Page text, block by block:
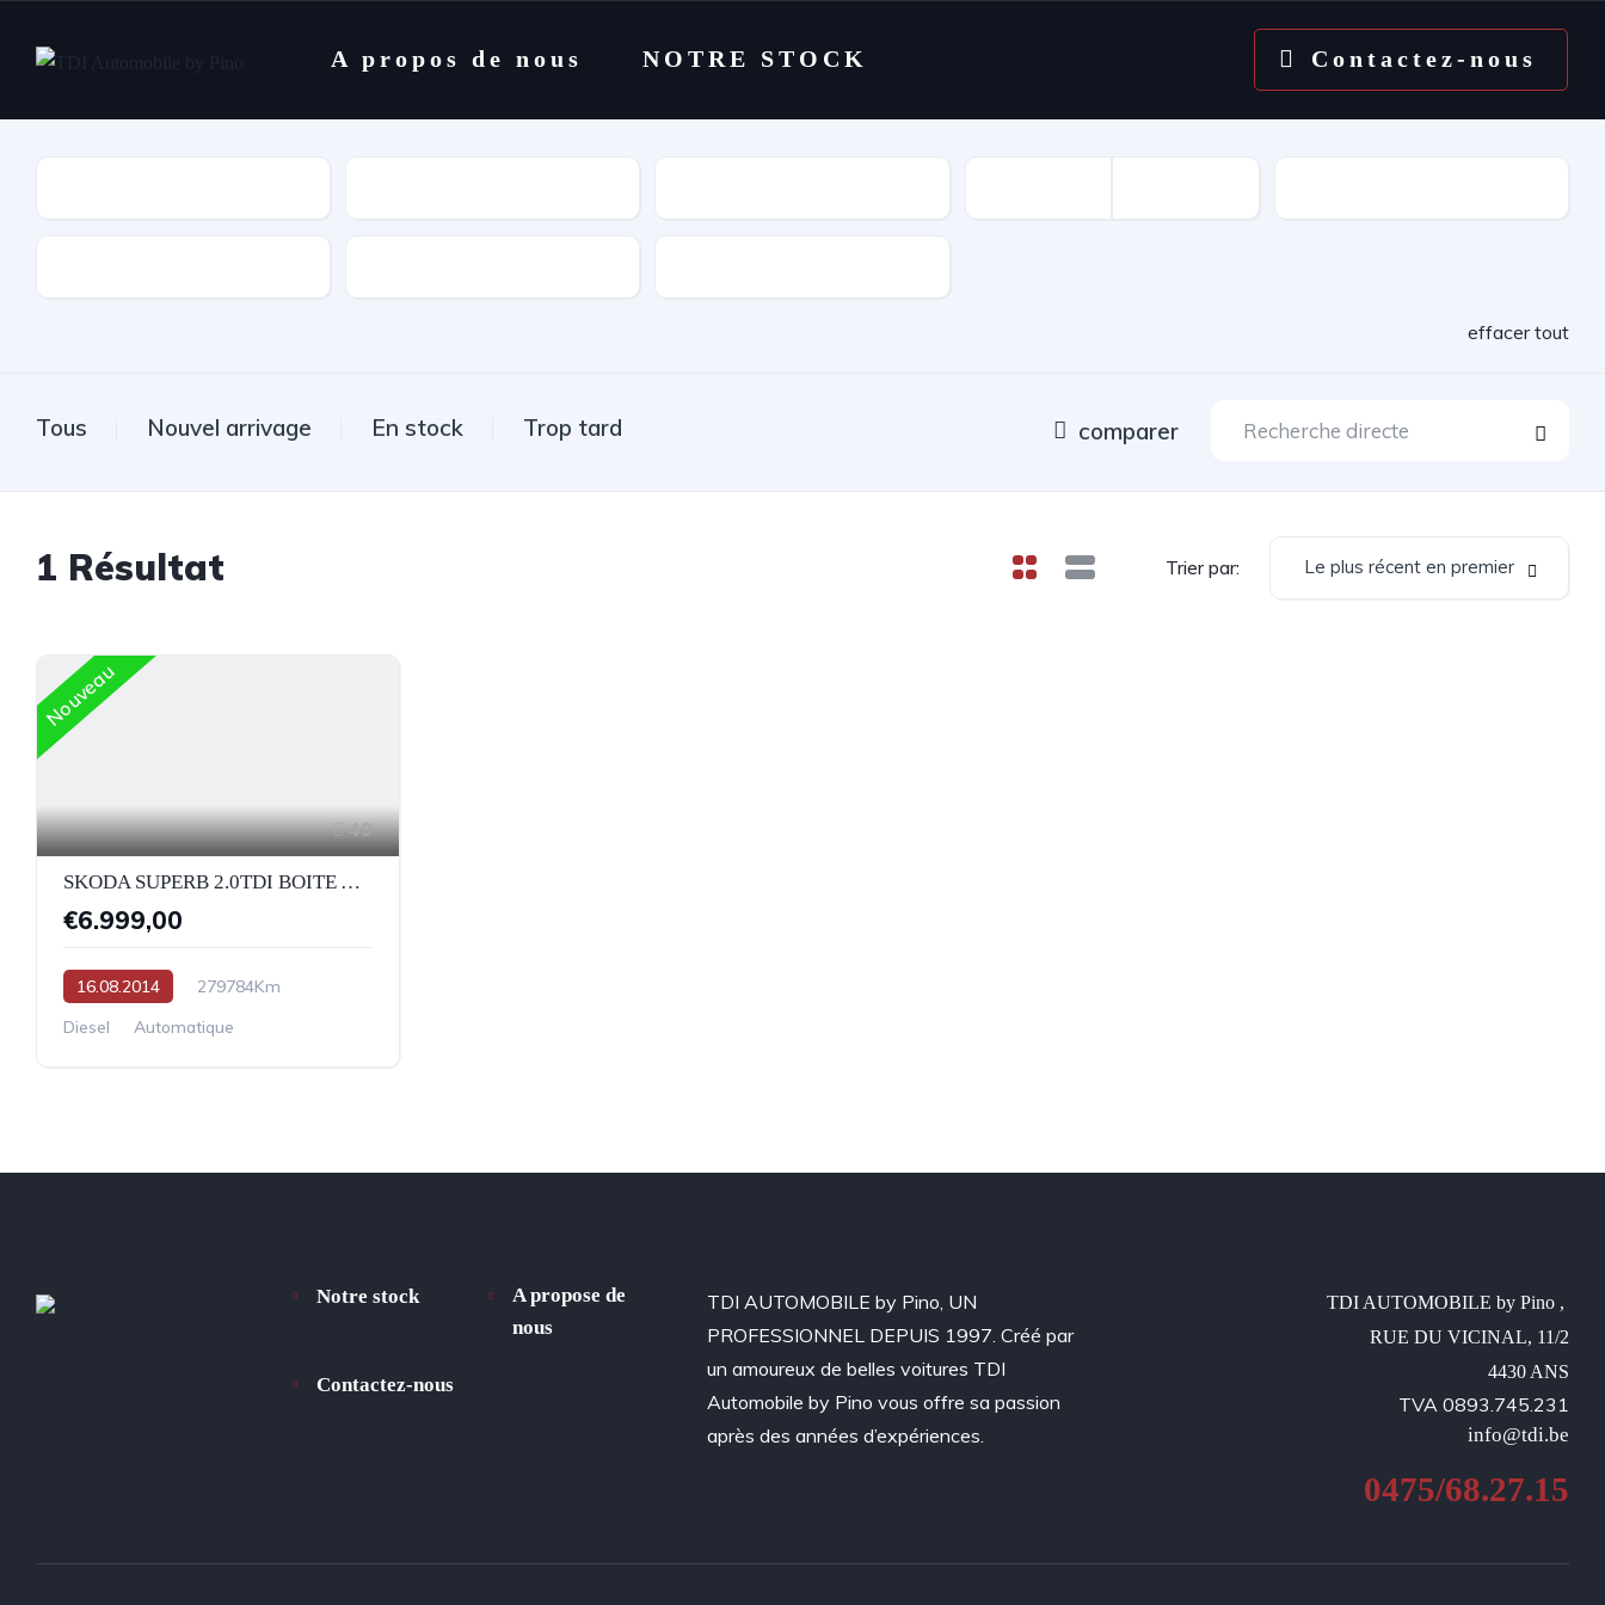
A propos de nous NOTRE STOCK Contactez-nous
effacer tout
Tous Nouvel arrivage En stock Trop tard comparer
1 Résultat Trier par: Le plus récent en premier
Nouveau
49
SKODA SUPERB 2.0TDI BOITE AUTOMATIQUE
€6.999,00
16.08.2014
279784Km
Diesel
Automatique
Notre stock
A propose de
nous
Contactez-nous
TDI AUTOMOBILE by Pino, UN
PROFESSIONNEL DEPUIS 1997. Créé par
un amoureux de belles voitures TDI
Automobile by Pino vous offre sa passion
après des années d’expériences.
TDI AUTOMOBILE by Pino ,
RUE DU VICINAL, 11/2
4430 ANS
TVA 0893.745.231
info@tdi.be
0475/68.27.15